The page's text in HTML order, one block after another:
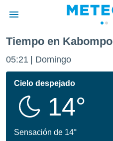
de
ha
calidad.
a este
Tiempo en Kabompo
05:21 Domingo
Cielo despejado
14°
Sensación de 14°